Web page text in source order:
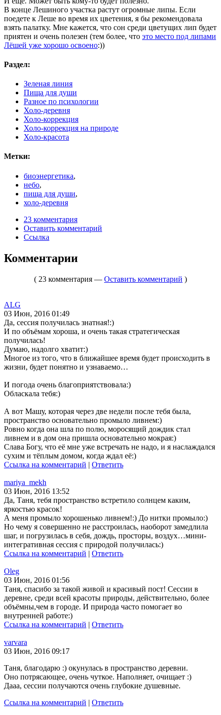
В конце Лешиного участка растут огромные липы. Если
поедете к Леше во время их цветения, я бы рекомендовала
взять палатку. Мне кажется, что сон среди цветущих лип будет
приятен и очень полезен (тем более, что это место под липами
Лёшей уже хорошо освоено:))
Раздел:
Зеленая линия
Пища для души
Разное по психологии
Холо-деревня
Холо-коррекция
Холо-коррекция на природе
Холо-красота
Метки:
биоэнергетика,
небо,
пища для души,
холо-деревня
23 комментария
Оставить комментарий
Ссылка
Комментарии
( 23 комментария — Оставить комментарий )
ALG
03 Июн, 2016 01:49
Да, сессия получилась знатная!:)
И по объёмам хороша, и очень такая стратегическая
получилась!
Думаю, надолго хватит:)
Многое из того, что в ближайшее время будет происходить в
жизни, будет понятно и узнаваемо…
И погода очень благоприятствовала:)
Обласкала тебя:)
А вот Машу, которая через две недели после тебя была,
пространство основательно промыло ливнем:)
Ровно когда она шла по полю, моросящий дождик стал
ливнем и в дом она пришла основательно мокрая:)
Слава Богу, что её мне уже встречать не надо, и я наслаждался
сухим и тёплым домом, когда ждал её:)
Ссылка на комментарий | Ответить
mariya_mekh
03 Июн, 2016 13:52
Да, Таня, тебя пространство встретило солнцем каким,
яркостью красок!
А меня промыло хорошенько ливнем!:) До нитки промыло:)
Но чему я совершенно не расстроилась, наоборот замедлила
шаг, и погрузилась в себя, дождь, просторы, воздух…мини-
интегративная сессия с природой получилась:)
Ссылка на комментарий | Ответить
Oleg
03 Июн, 2016 01:56
Таня, спасибо за такой живой и красивый пост! Сессии в
деревне, среди всей красоты природы, действительно, более
объёмны,чем в городе. И природа часто помогает во
внутренней работе:)
Ссылка на комментарий | Ответить
varvara
03 Июн, 2016 09:17
Таня, благодарю :) окунулась в пространство деревни.
Оно потрясающее, очень чуткое. Наполняет, очищает :)
Дааа, сессии получаются очень глубокие душевные.
Ссылка на комментарий | Ответить